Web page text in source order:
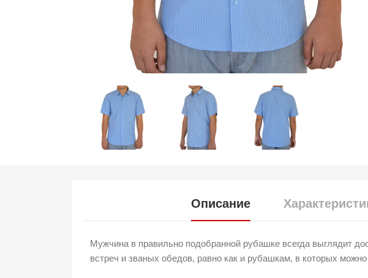
Описание
Мужчина в правильно подобранной рубашке всегда выглядит
встреч и званых обедов, равно как и рубашкам, в которых